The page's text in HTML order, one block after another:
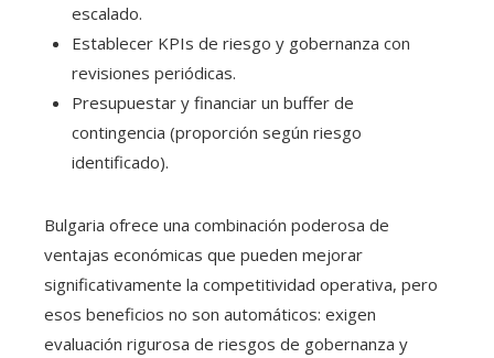
escalado.
Establecer KPIs de riesgo y gobernanza con
revisiones periódicas.
Presupuestar y financiar un buffer de
contingencia (proporción según riesgo
identificado).
Bulgaria ofrece una combinación poderosa de
ventajas económicas que pueden mejorar
significativamente la competitividad operativa, pero
esos beneficios no son automáticos: exigen
evaluación rigurosa de riesgos de gobernanza y